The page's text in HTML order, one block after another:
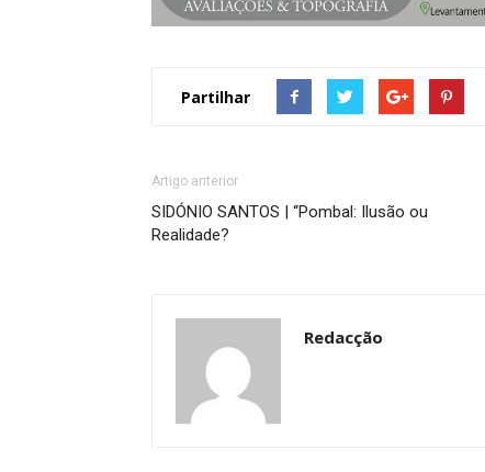
Partilhar
Artigo anterior
SIDÓNIO SANTOS | “Pombal: Ilusão ou
Realidade?
Redacção